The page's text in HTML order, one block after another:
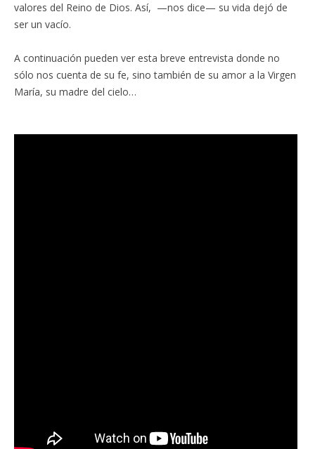
valores del Reino de Dios. Así, —nos dice— su vida dejó de
ser un vacío.
A continuación pueden ver esta breve entrevista donde no
sólo nos cuenta de su fe, sino también de su amor a la Virgen
María, su madre del cielo…